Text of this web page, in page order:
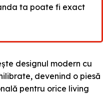
ta poate fi exact
designul modern cu
devenind o piesă
pentru orice living